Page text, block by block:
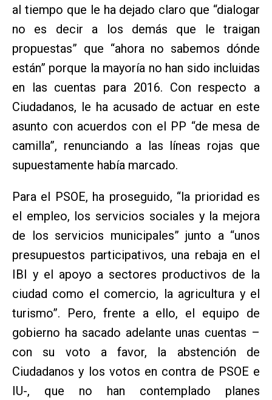
al tiempo que le ha dejado claro que “dialogar
no es decir a los demás que le traigan
propuestas” que “ahora no sabemos dónde
están” porque la mayoría no han sido incluidas
en las cuentas para 2016. Con respecto a
Ciudadanos, le ha acusado de actuar en este
asunto con acuerdos con el PP “de mesa de
camilla”, renunciando a las líneas rojas que
supuestamente había marcado.
Para el PSOE, ha proseguido, “la prioridad es
el empleo, los servicios sociales y la mejora
de los servicios municipales” junto a “unos
presupuestos participativos, una rebaja en el
IBI y el apoyo a sectores productivos de la
ciudad como el comercio, la agricultura y el
turismo”. Pero, frente a ello, el equipo de
gobierno ha sacado adelante unas cuentas –
con su voto a favor, la abstención de
Ciudadanos y los votos en contra de PSOE e
IU-, que no han contemplado planes